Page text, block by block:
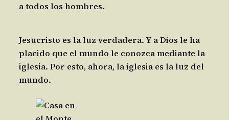
a todos los hombres.
Jesucristo es la luz verdadera. Y a Dios le ha
placido que el mundo le conozca mediante la
iglesia. Por esto, ahora, la iglesia es la luz del
mundo.